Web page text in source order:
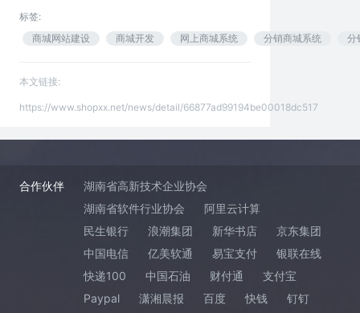
标签:
商城网站建设
商城开发 网上商城系统 分销商城系统 分
本文链接:
https://www.shopxx.net/news/detail/66877ad99194be00018dc517
合作伙伴
湖南省高新技术企业协会
湖南省软件行业协会
阿里云计算
民生银行
浪潮集团 新华书店
京东集团
中国电信
亿美软通 易宝支付
银联在线
快递100
中国石油 财付通
支付宝
Paypal
潇湘晨报 百度 快钱
钉钉